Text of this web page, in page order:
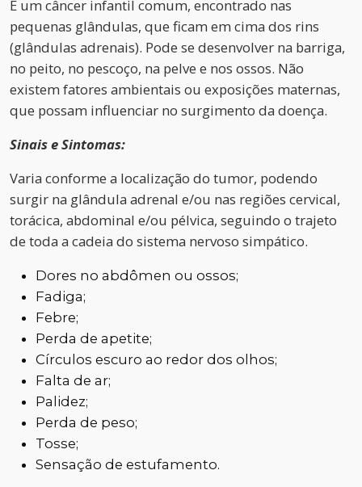
É um câncer infantil comum, encontrado nas
pequenas glândulas, que ficam em cima dos rins
(glândulas adrenais). Pode se desenvolver na barriga,
no peito, no pescoço, na pelve e nos ossos. Não
existem fatores ambientais ou exposições maternas,
que possam influenciar no surgimento da doença.
Sinais e Sintomas:
Varia conforme a localização do tumor, podendo
surgir na glândula adrenal e/ou nas regiões cervical,
torácica, abdominal e/ou pélvica, seguindo o trajeto
de toda a cadeia do sistema nervoso simpático.
Dores no abdômen ou ossos;
Fadiga;
Febre;
Perda de apetite;
Círculos escuro ao redor dos olhos;
Falta de ar;
Palidez;
Perda de peso;
Tosse;
Sensação de estufamento.